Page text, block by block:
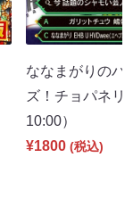
ななまがりのパ
ズ！チョパネ
10:00）
¥1800 (税込)